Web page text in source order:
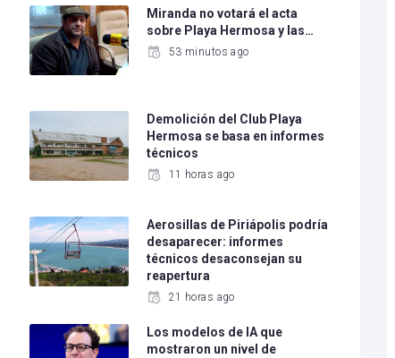
Miranda no votará el acta
sobre Playa Hermosa y las…
53 minutos ago
Demolición del Club Playa
Hermosa se basa en informes
técnicos
11 horas ago
Aerosillas de Piriápolis podría
desaparecer: informes
técnicos desaconsejan su
reapertura
21 horas ago
Los modelos de IA que
mostraron un nivel de